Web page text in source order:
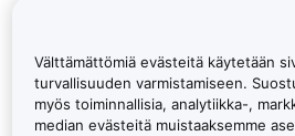
Välttämättömiä evästeitä käytetään
turvallisuuden varmistamiseen.
myös toiminnallisia, analytiikka-,
median evästeitä muistaaksemme